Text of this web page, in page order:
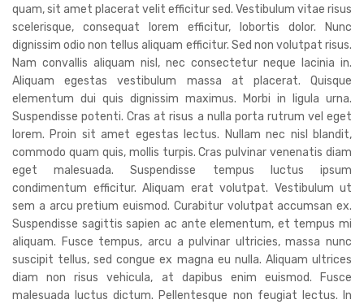
quam, sit amet placerat velit efficitur sed. Vestibulum vitae risus
scelerisque, consequat lorem efficitur, lobortis dolor. Nunc
dignissim odio non tellus aliquam efficitur. Sed non volutpat risus.
Nam convallis aliquam nisl, nec consectetur neque lacinia in.
Aliquam egestas vestibulum massa at placerat. Quisque
elementum dui quis dignissim maximus. Morbi in ligula urna.
Suspendisse potenti. Cras at risus a nulla porta rutrum vel eget
lorem. Proin sit amet egestas lectus. Nullam nec nisl blandit,
commodo quam quis, mollis turpis. Cras pulvinar venenatis diam
eget malesuada. Suspendisse tempus luctus ipsum
condimentum efficitur. Aliquam erat volutpat. Vestibulum ut
sem a arcu pretium euismod. Curabitur volutpat accumsan ex.
Suspendisse sagittis sapien ac ante elementum, et tempus mi
aliquam. Fusce tempus, arcu a pulvinar ultricies, massa nunc
suscipit tellus, sed congue ex magna eu nulla. Aliquam ultrices
diam non risus vehicula, at dapibus enim euismod. Fusce
malesuada luctus dictum. Pellentesque non feugiat lectus. In